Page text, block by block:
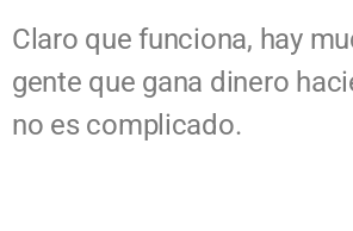
Claro que funciona, hay
gente que gana dinero
no es complicado.